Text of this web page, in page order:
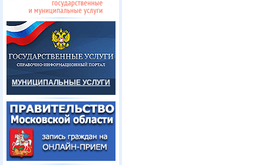
МУНИЦИПАЛЬНЫЕ УСЛУГИ